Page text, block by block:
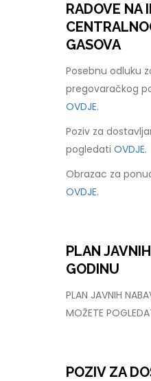
RADOVE NA
GASOVA
Posebnu odluku
pregovaračkog
OVDJE.
Poziv za
pogledatiOVDJE.
Obrazac za
OVDJE.
PLAN
GODINU
PLAN JAVNIH
MOŽETE
POZIV ZA